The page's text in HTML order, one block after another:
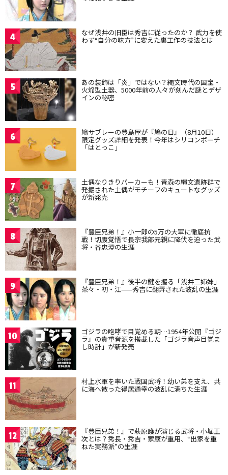
4 なぜ浅井の旧臣は秀吉に従ったのか？ 武力を使
わず“自分の味方”に変えた裏工作の技法とは
5 あの装飾は「炎」ではない？縄文時代の国宝・
火焔型土器、5000年前の人々が刻んだ謎とデザ
インの秘密
6 鳩サブレーの豊島屋が『鳩の日』（8月10日）
限定グッズ詳細を発表！今年はシリコンポーチ
「はとっこ」
7 土偶なりきりパーカーも！青森の縄文遺跡群で
発掘された土偶がモチーフのキュートなグッズ
が新発売
8 『豊臣兄弟！』小一郎の5万の大軍に徹底抗
戦！切腹覚悟で長宗我部元親に降伏を迫った武
将・谷忠澄の生涯
9 『豊臣兄弟！』後半の鍵を握る「浅井三姉妹」
茶々・初・江——秀吉に翻弄された波乱の生涯
10 ゴジラの咆哮で目覚める朝…1954年公開『ゴジ
ラ』の貴重音源を搭載した「ゴジラ音声目覚ま
し時計」が新発売
11 村上水軍を率いた戦国武将！幼い弟を支え、共
に海へ散った得居通幸の波乱に満ちた生涯
12 『豊臣兄弟！』で萩原護が演じる武将・小堀正
次とは？秀長・秀吉・家康が重用、“出家を重
ねた実務派”の生涯